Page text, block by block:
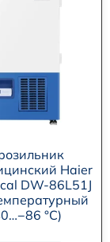
Haier
DW-86L51J
°C)